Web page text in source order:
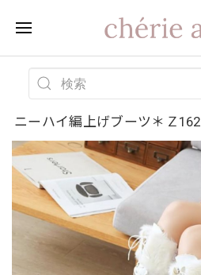
ニーハイ編上げブーツ＊Ｚ162